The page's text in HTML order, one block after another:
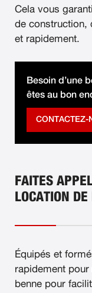
Cela vous
de construction,
et rapidement.
Besoin d’une
êtes au bon
CONTACTEZ-
FAITES
LOCATION
Équipés et
rapidement
benne pour